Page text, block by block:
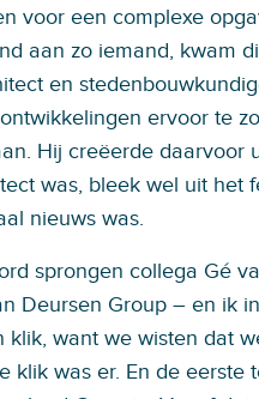
voor een complexe
aan zo iemand, kwam
en
ervoor te
Hij creëerde daarvoor
was, bleek wel uit het
nieuws was.
sprongen collega Gé
Deursen Group – en ik
klik, want we wisten dat
klik was er. En de